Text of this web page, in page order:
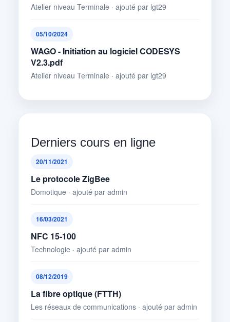
Atelier niveau Terminale · ajouté par lgt29
05/10/2024
WAGO - Initiation au logiciel CODESYS
V2.3.pdf
Atelier niveau Terminale · ajouté par lgt29
Derniers cours en ligne
20/11/2021
Le protocole ZigBee
Domotique · ajouté par admin
16/03/2021
NFC 15-100
Technologie · ajouté par admin
08/12/2019
La fibre optique (FTTH)
Les réseaux de communications · ajouté par admin